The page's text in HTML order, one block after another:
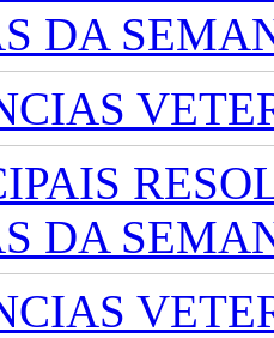
DA
DA